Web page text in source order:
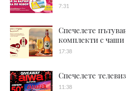
7:31
Спечелете
комплекти с
17:38
Спечелете
11:38